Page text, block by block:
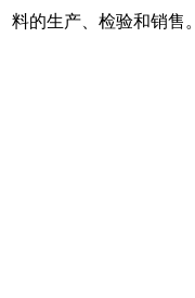
料的生产、检验和销售。